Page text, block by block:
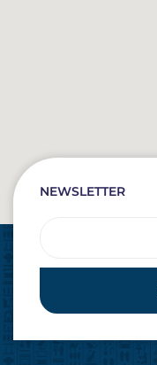
NEWSLETTER